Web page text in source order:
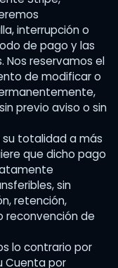
interrupción o
de pago y las
Nos reservamos el
de modificar o
previo aviso o sin
totalidad a más
que dicho pago
sin
retención,
reconvención de
lo contrario por
Cuenta por